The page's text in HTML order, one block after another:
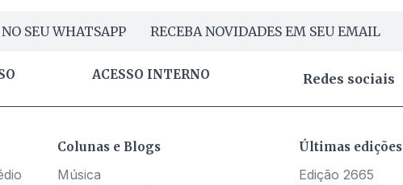
SEU WHATSAPP RECEBA NOVIDADES EM SEU EMAIL
ACESSO INTERNO Redes sociais
Colunas e Blogs
Música
Últimas edições
Edição 2665